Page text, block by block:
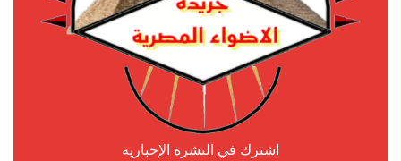
اشترك في النشرة الإخبارية